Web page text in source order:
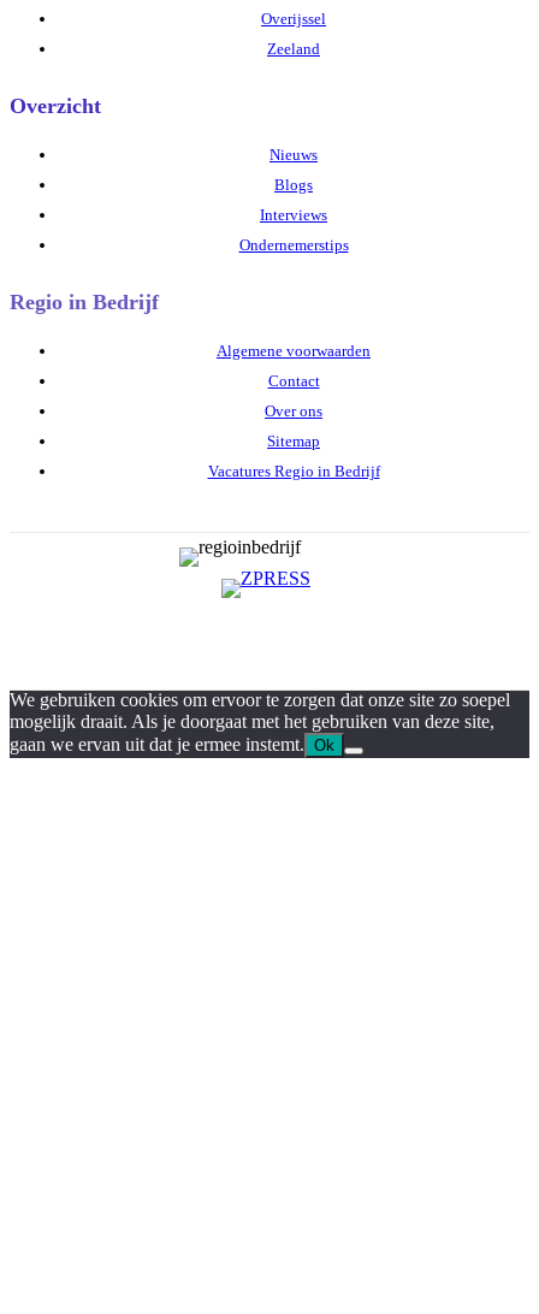
Overijssel
Zeeland
Overzicht
Nieuws
Blogs
Interviews
Ondernemerstips
Regio in Bedrijf
Algemene voorwaarden
Contact
Over ons
Sitemap
Vacatures Regio in Bedrijf
We gebruiken cookies om ervoor te zorgen dat onze site zo soepel
mogelijk draait. Als je doorgaat met het gebruiken van deze site,
gaan we ervan uit dat je ermee instemt. Ok